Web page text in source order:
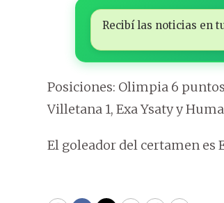
Recibí las noticias en
Posiciones: Olimpia 6
Villetana 1, Exa Ysaty y
El goleador del certamen es